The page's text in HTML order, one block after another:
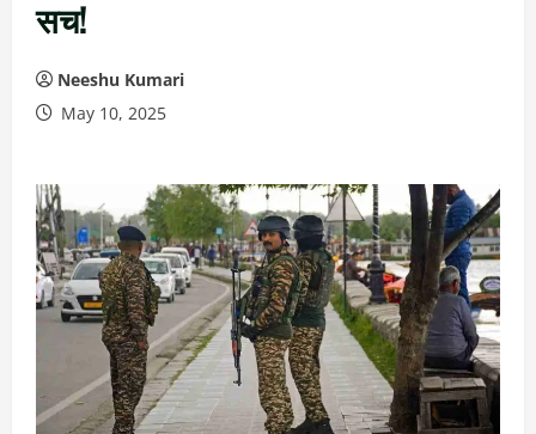
सच!
Neeshu Kumari
May 10, 2025